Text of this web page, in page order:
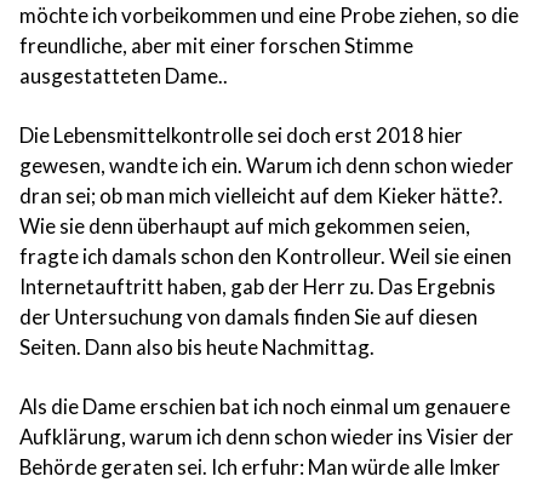
möchte ich vorbeikommen und eine Probe ziehen, so die
freundliche, aber mit einer forschen Stimme
ausgestatteten Dame..
Die Lebensmittelkontrolle sei doch erst 2018 hier
gewesen, wandte ich ein. Warum ich denn schon wieder
dran sei; ob man mich vielleicht auf dem Kieker hätte?.
Wie sie denn überhaupt auf mich gekommen seien,
fragte ich damals schon den Kontrolleur. Weil sie einen
Internetauftritt haben, gab der Herr zu. Das Ergebnis
der Untersuchung von damals finden Sie auf diesen
Seiten. Dann also bis heute Nachmittag.
Als die Dame erschien bat ich noch einmal um genauere
Aufklärung, warum ich denn schon wieder ins Visier der
Behörde geraten sei. Ich erfuhr: Man würde alle Imker